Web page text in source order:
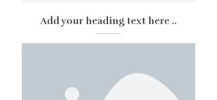
Add your heading text here ..